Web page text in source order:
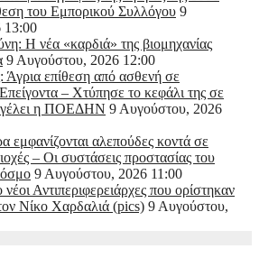
του Εμπορικού Συλλόγου 9
13:00
Η νέα «καρδιά» της βιομηχανίας
9 Αυγούστου, 2026 12:00
Άγρια επίθεση από ασθενή σε
– Χτύπησε το κεφάλι της σε
η ΠΟΕΔΗΝ 9 Αυγούστου, 2026
εμφανίζονται αλεπούδες κοντά σε
– Οι συστάσεις προστασίας του
9 Αυγούστου, 2026 11:00
νέοι Αντιπεριφερειάρχες που ορίστηκαν
Νίκο Χαρδαλιά (pics) 9 Αυγούστου,